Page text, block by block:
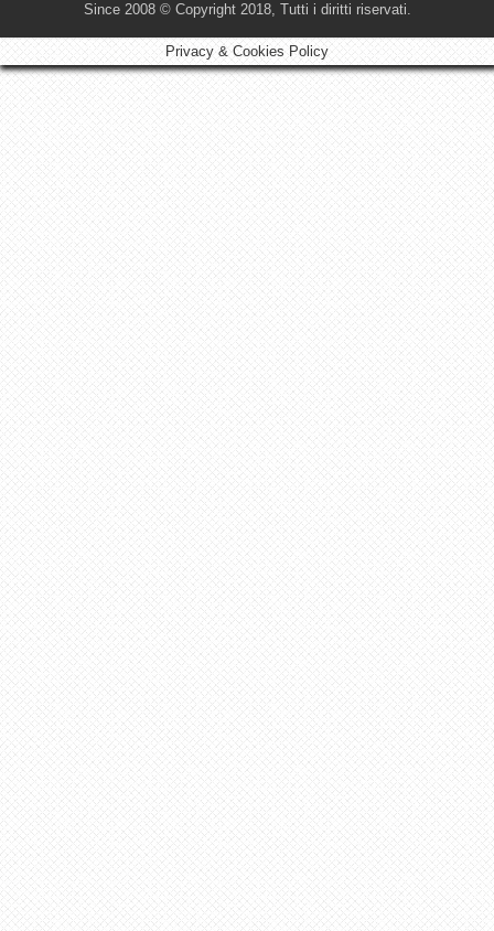
Since 2008 © Copyright 2018, Tutti i diritti riservati.
Privacy & Cookies Policy